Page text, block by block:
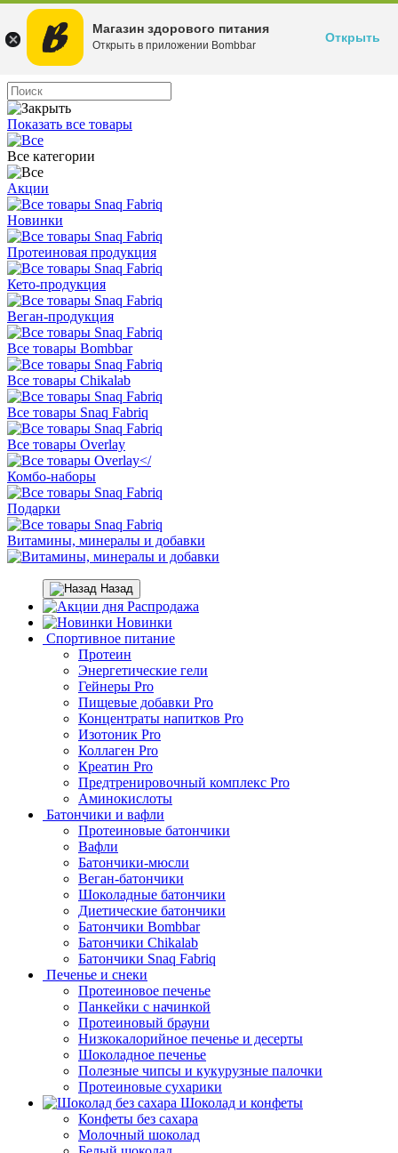
Показать все товары
Все категории
Акции
Новинки
Протеиновая продукция
Кето-продукция
Веган-продукция
Все товары Bombbar
Все товары Chikalab
Все товары Snaq Fabriq
Все товары Overlay
Комбо-наборы
Подарки
Витамины, минералы и добавки
Назад
Распродажа
Новинки
Спортивное питание
Протеин
Энергетические гели
Гейнеры Pro
Пищевые добавки Pro
Концентраты напитков Pro
Изотоник Pro
Коллаген Pro
Креатин Pro
Предтренировочный комплекс Pro
Аминокислоты
Батончики и вафли
Протеиновые батончики
Вафли
Батончики-мюсли
Веган-батончики
Шоколадные батончики
Диетические батончики
Батончики Bombbar
Батончики Chikalab
Батончики Snaq Fabriq
Печенье и снеки
Протеиновое печенье
Панкейки с начинкой
Протеиновый брауни
Низкокалорийное печенье и десерты
Шоколадное печенье
Полезные чипсы и кукурузные палочки
Протеиновые сухарики
Шоколад и конфеты
Конфеты без сахара
Молочный шоколад
Магазин здорового питания
Открыть в приложении Bombbar
Открыть